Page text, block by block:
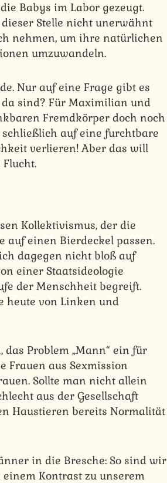
Babys im Labor gezeugt.
Stelle nicht unerwähnt
nehmen, um ihre natürlichen
umzuwandeln.
Nur auf eine Frage gibt es
sind? Für Maximilian und
Fremdkörper doch noch
auf eine furchtbare
verlieren! Aber das will
Kollektivismus, der die
einen Bierdeckel passen.
dagegen nicht bloß auf
einer Staatsideologie
der Menschheit begreift.
heute von Linken und
Problem „Mann“ ein für
Frauen aus Sexmission
Sollte man nicht allein
aus der Gesellschaft
Haustieren bereits Normalität
in die Bresche: So sind wir
Kontrast zu unserem